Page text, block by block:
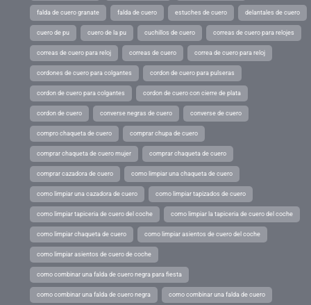
falda de cuero granate falda de cuero estuches de cuero delantales de cuero
cuero de pu cuero de la pu cuchillos de cuero correas de cuero para relojes
correas de cuero para reloj correas de cuero correa de cuero para reloj
cordones de cuero para colgantes cordon de cuero para pulseras
cordon de cuero para colgantes cordon de cuero con cierre de plata
cordon de cuero converse negras de cuero converse de cuero
compro chaqueta de cuero comprar chupa de cuero
comprar chaqueta de cuero mujer comprar chaqueta de cuero
comprar cazadora de cuero como limpiar una chaqueta de cuero
como limpiar una cazadora de cuero como limpiar tapizados de cuero
como limpiar tapiceria de cuero del coche como limpiar la tapiceria de cuero del coche
como limpiar chaqueta de cuero como limpiar asientos de cuero del coche
como limpiar asientos de cuero de coche
como combinar una falda de cuero negra para fiesta
como combinar una falda de cuero negra como combinar una falda de cuero